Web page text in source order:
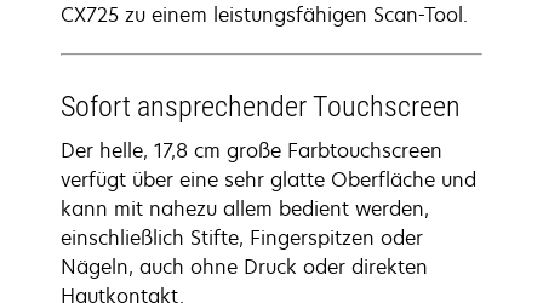
CX725 zu einem leistungsfähigen Scan-Tool.
Sofort ansprechender Touchscreen
Der helle, 17,8 cm große Farbtouchscreen
verfügt über eine sehr glatte Oberfläche und
kann mit nahezu allem bedient werden,
einschließlich Stifte, Fingerspitzen oder
Nägeln, auch ohne Druck oder direkten
Hautkontakt.